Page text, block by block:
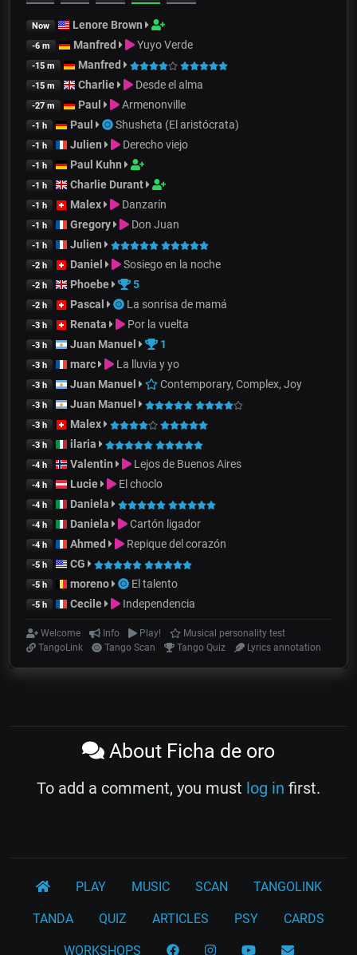
Now Lenore Brown
-6 m Manfred Yuyo Verde
-15 m Manfred
-15 m Charlie Desde el alma
-27 m Paul Armenonville
-1 h Paul Shusheta (El aristócrata)
-1 h Julien Derecho viejo
-1 h Paul Kuhn
-1 h Charlie Durant
-1 h Malex Danzarín
-1 h Gregory Don Juan
-1 h Julien
-2 h Daniel Sosiego en la noche
-2 h Phoebe 5
-2 h Pascal La sonrisa de mamá
-3 h Renata Por la vuelta
-3 h Juan Manuel 1
-3 h marc La lluvia y yo
-3 h Juan Manuel Contemporary, Complex, Joy
-3 h Juan Manuel
-3 h Malex
-3 h ilaria
-4 h Valentin Lejos de Buenos Aires
-4 h Lucie El choclo
-4 h Daniela
-4 h Daniela Cartón ligador
-4 h Ahmed Repique del corazón
-5 h CG
-5 h moreno El talento
-5 h Cecile Independencia
Welcome Info Play!
Musical personality test
TangoLink
Tango Scan Tango Quiz Lyrics annotation
About Ficha de oro
To add a comment, you must log in first.
PLAY MUSIC SCAN TANGOLINK
TANDA QUIZ ARTICLES PSY CARDS
WORKSHOPS